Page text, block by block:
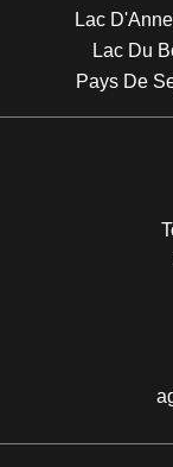
Lac
Lac Du
Pays De